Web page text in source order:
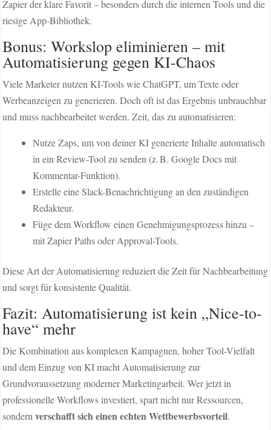
Zapier der klare Favorit – besonders durch die internen Tools und die
riesige App-Bibliothek.
Bonus: Workslop eliminieren – mit
Automatisierung gegen KI-Chaos
Viele Marketer nutzen KI-Tools wie ChatGPT, um Texte oder
Werbeanzeigen zu generieren. Doch oft ist das Ergebnis unbrauchbar
und muss nachbearbeitet werden. Zeit, das zu automatisieren:
Nutze Zaps, um von deiner KI generierte Inhalte automatisch
in ein Review-Tool zu senden (z. B. Google Docs mit
Kommentar-Funktion).
Erstelle eine Slack-Benachrichtigung an den zuständigen
Redakteur.
Füge dem Workflow einen Genehmigungsprozess hinzu –
mit Zapier Paths oder Approval-Tools.
Diese Art der Automatisierung reduziert die Zeit für Nachbearbeitung
und sorgt für konsistente Qualität.
Fazit: Automatisierung ist kein „Nice-to-
have“ mehr
Die Kombination aus komplexen Kampagnen, hoher Tool-Vielfalt
und dem Einzug von KI macht Automatisierung zur
Grundvoraussetzung moderner Marketingarbeit. Wer jetzt in
professionelle Workflows investiert, spart nicht nur Ressourcen,
sondernverschafft sich einen echten Wettbewerbsvorteil.